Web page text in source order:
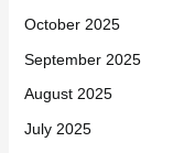
October 2025
September 2025
August 2025
July 2025